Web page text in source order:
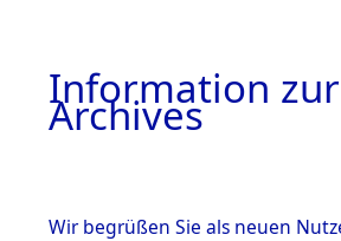
Information
Archives
Wir begrüßen Sie als neuen